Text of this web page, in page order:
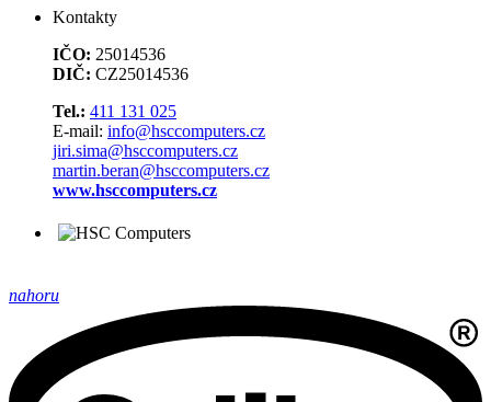
Kontakty
IČO: 25014536
DIČ: CZ25014536
Tel.: 411 131 025
E-mail: info@hsccomputers.cz
jiri.sima@hsccomputers.cz
martin.beran@hsccomputers.cz
www.hsccomputers.cz
nahoru